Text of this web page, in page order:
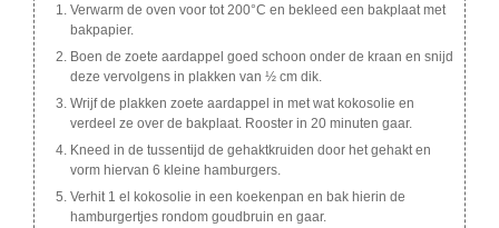
Verwarm de oven voor tot 200°C en bekleed een bakplaat met
bakpapier.
Boen de zoete aardappel goed schoon onder de kraan en snijd
deze vervolgens in plakken van ½ cm dik.
Wrijf de plakken zoete aardappel in met wat kokosolie en
verdeel ze over de bakplaat. Rooster in 20 minuten gaar.
Kneed in de tussentijd de gehaktkruiden door het gehakt en
vorm hiervan 6 kleine hamburgers.
Verhit 1 el kokosolie in een koekenpan en bak hierin de
hamburgertjes rondom goudbruin en gaar.